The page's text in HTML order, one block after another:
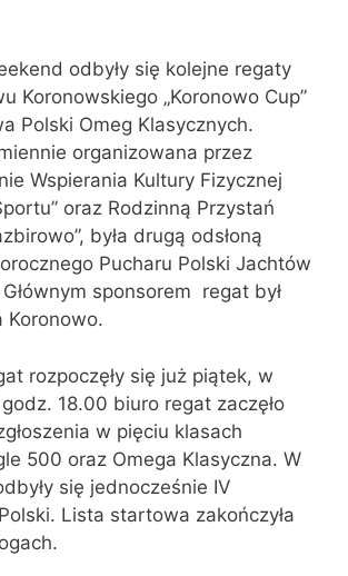
odbyły się kolejne regaty
Koronowskiego „Koronowo Cup”
Polski Omeg Klasycznych.
organizowana przez
Wspierania Kultury Fizycznej
oraz Rodzinną Przystań
była drugą odsłoną
Pucharu Polski Jachtów
sponsorem regat był
Koronowo.
rozpoczęły się już piątek, w
18.00 biuro regat zaczęło
w pięciu klasach
500 oraz Omega Klasyczna. W
się jednocześnie IV
Lista startowa zakończyła